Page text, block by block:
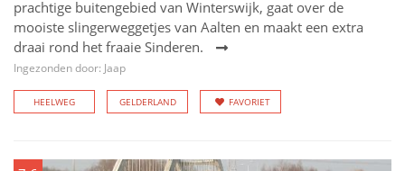
prachtige buitengebied van Winterswijk, gaat over de
mooiste slingerweggetjes van Aalten en maakt een extra
draai rond het fraaie Sinderen.
Ingezonden door: Jaap
HEELWEG GELDERLAND FAVORIET